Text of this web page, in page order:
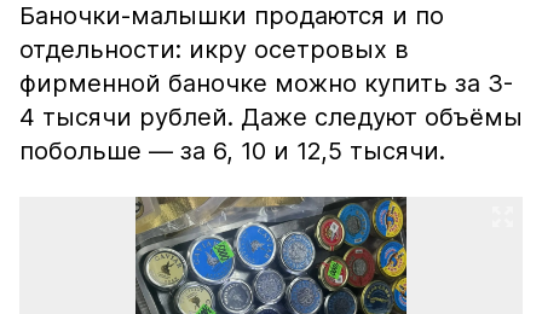
Баночки-малышки продаются и по
отдельности: икру осетровых в
фирменной баночке можно купить за 3-
4 тысячи рублей. Даже следуют объёмы
побольше — за 6, 10 и 12,5 тысячи.